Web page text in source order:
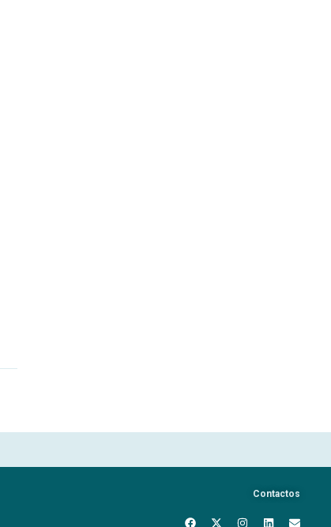
Contactos